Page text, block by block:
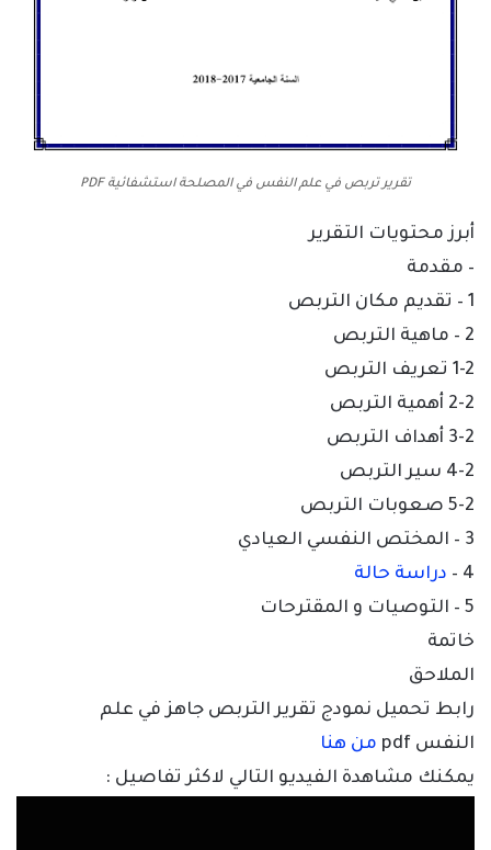
تقرير تربص في علم النفس في المصلحة استشفائية PDF
أبرز محتويات التقرير
– مقدمة
1 – تقديم مكان التربص
2 – ماهية التربص
1-2 تعريف التربص
2-2 أهمية التربص
3-2 أهداف التربص
4-2 سير التربص
5-2 صعوبات التربص
3 – المختص النفسي العيادي
4 –
دراسة حالة
5 – التوصيات و المقترحات
خاتمة
الملاحق
رابط تحميل نمودج تقرير التربص جاهز في علم
النفس pdf
من هنا
يمكنك مشاهدة الفيديو التالي لاكثر تفاصيل :